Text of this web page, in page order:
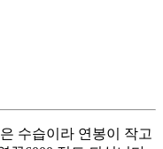
수습이라 연봉이 작고